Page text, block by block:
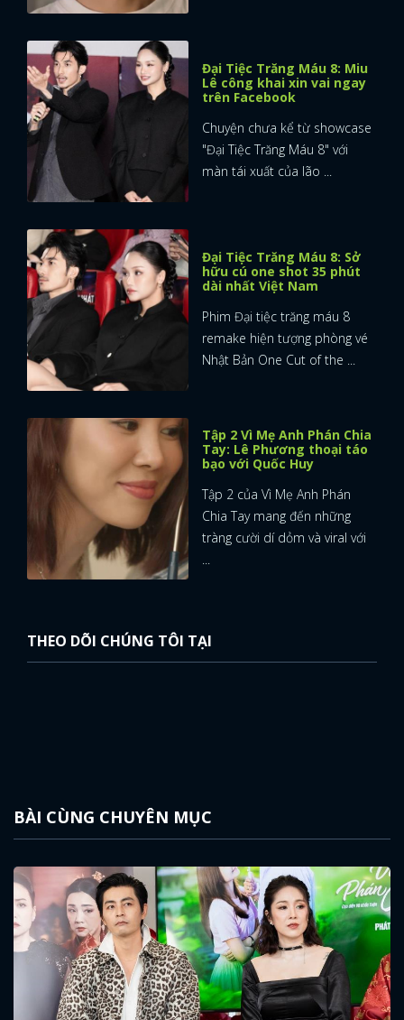
Đại Tiệc Trăng Máu 8: Miu
Lê công khai xin vai ngay
trên Facebook
Chuyện chưa kể từ showcase
"Đại Tiệc Trăng Máu 8" với
màn tái xuất của lão ...
Đại Tiệc Trăng Máu 8: Sở
hữu cú one shot 35 phút
dài nhất Việt Nam
Phim Đại tiệc trăng máu 8
remake hiện tượng phòng vé
Nhật Bản One Cut of the ...
Tập 2 Vì Mẹ Anh Phán Chia
Tay: Lê Phương thoại táo
bạo với Quốc Huy
Tập 2 của Vì Mẹ Anh Phán
Chia Tay mang đến những
tràng cười dí dỏm và viral với
...
THEO DÕI CHÚNG TÔI TẠI
BÀI CÙNG CHUYÊN MỤC